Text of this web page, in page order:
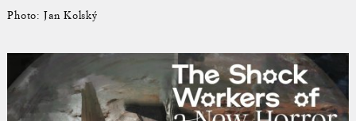
Photo: Jan Kolský